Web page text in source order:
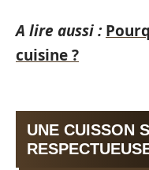
A lire aussi :
cuisine ?
UNE CUISSON